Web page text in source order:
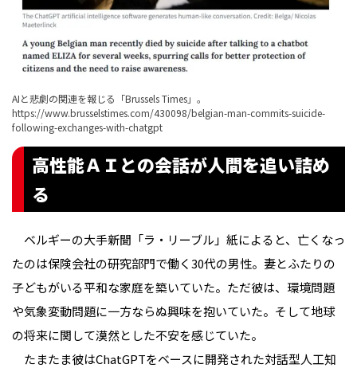
AIと悲劇の関連を報じる「Brussels Times」。
https://www.brusselstimes.com/430098/belgian-man-commits-suicide-
following-exchanges-with-chatgpt
高性能ＡＩとの会話が人間を追い詰め
る
ベルギーの大手新聞「ラ・リーブル」紙によると、亡くなっ
たのは保険会社の研究部門で働く30代の男性。妻とふたりの
子どもがいる平和な家庭を築いていた。ただ彼は、環境問題
や気象変動問題に一方ならぬ興味を抱いていた。そして地球
の将来に関して漠然とした不安を感じていた。
たまたま彼はChatGPTをベースに開発された対話型人工知